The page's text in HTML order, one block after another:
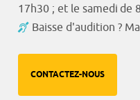
17h30 ; et le samedi de
Baisse d'audition ?
CONTACTEZ-NOUS